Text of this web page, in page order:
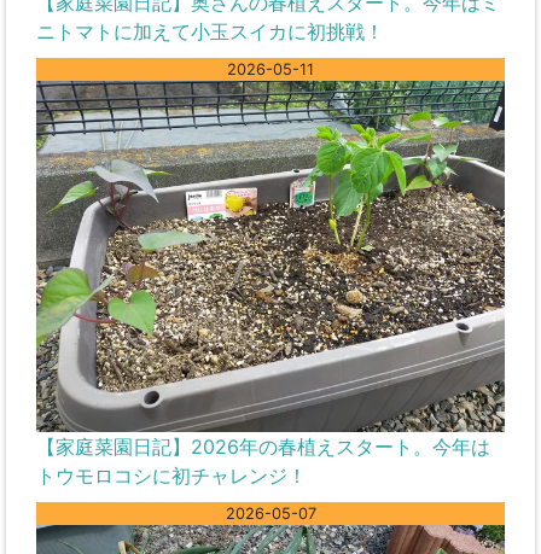
ニトマトに加えて小玉スイカに初挑戦！
2026-05-11
【家庭菜園日記】2026年の春植えスタート。今年は
トウモロコシに初チャレンジ！
2026-05-07